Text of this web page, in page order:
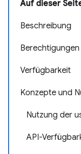
Auf dieser
Beschreibung
Berechtigungen
Verfügbarkeit
Konzepte und
Nutzung der
API-